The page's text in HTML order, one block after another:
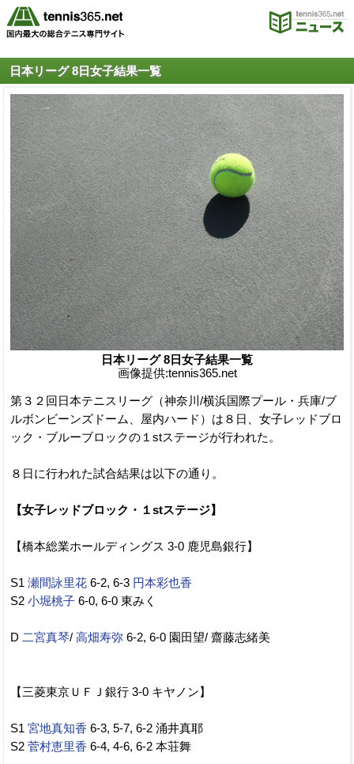
日本リーグ 8日女子結果一覧
日本リーグ 8日女子結果一覧
画像提供:tennis365.net
第３２回日本テニスリーグ（神奈川/横浜国際プール・兵庫/ブ
ルボンビーンズドーム、屋内ハード）は８日、女子レッドブロ
ック・ブルーブロックの１stステージが行われた。
８日に行われた試合結果は以下の通り。
【女子レッドブロック・１stステージ】
【橋本総業ホールディングス 3-0 鹿児島銀行】
S1 瀬間詠里花 6-2, 6-3 円本彩也香
S2 小堀桃子 6-0, 6-0 東みく
D 二宮真琴/ 高畑寿弥 6-2, 6-0 園田望/ 齋藤志緒美
【三菱東京ＵＦＪ銀行 3-0 キヤノン】
S1 宮地真知香 6-3, 5-7, 6-2 涌井真耶
S2 菅村恵里香 6-4, 4-6, 6-2 本荘舞